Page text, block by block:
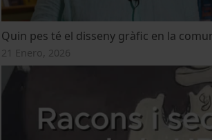
Quin pes té el disseny gràfic en la
21 Enero, 2026